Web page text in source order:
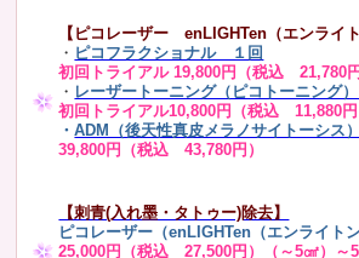
【ピコレーザー enLIGHTen（エンライト
・ ピコフラクショナル １回
初回トライアル 19,800円（税込 21,780円
・ レーザートーニング（ピコトーニング
初回トライアル10,800円（税込 11,880円
・ADM（後天性真皮メラノサイトーシス
39,800円（税込 43,780円）
【刺青(入れ墨・タトゥー)除去】
ピコレーザー（enLIGHTen（エンライトン
25,000円（税込 27,500円）（～5㎠）～